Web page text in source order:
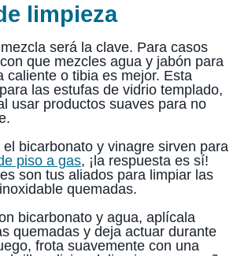
limpieza
será la clave. Para casos
que mezcles agua y jabón para
caliente o tibia es mejor. Esta
las estufas de vidrio templado,
usar productos suaves para no
bicarbonato y vinagre sirven para
piso a gas, ¡la respuesta es sí!
son tus aliados para limpiar las
quemadas.
bicarbonato y agua, aplícala
quemadas y deja actuar durante
frota suavemente con una